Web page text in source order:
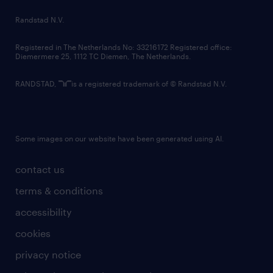
country websites
contact us
terms & conditions
accessibility
cookies
privacy notice
Randstad N.V.
Registered in The Netherlands No: 33216172 Registered office:
Diemermere 25, 1112 TC Diemen, The Netherlands.
RANDSTAD, is a registered trademark of © Randstad N.V.
Some images on our website have been generated using AI.